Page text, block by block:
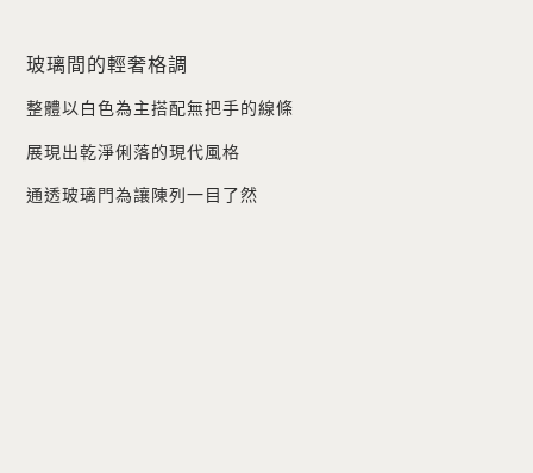
玻璃間的輕奢格調
整體以白色為主搭配無把手的線條
展現出乾淨俐落的現代風格
通透玻璃門為讓陳列一目了然